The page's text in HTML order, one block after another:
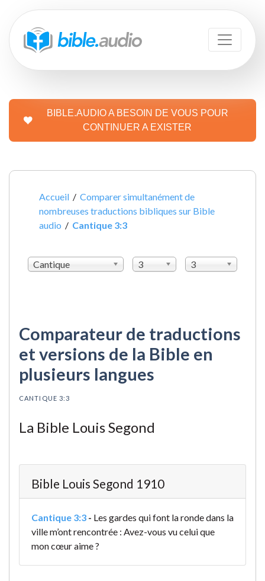
BIBLE.AUDIO A BESOIN DE VOUS POUR
CONTINUER A EXISTER
Accueil /Comparer simultanément de
nombreuses traductions bibliques sur Bible
audio / Cantique 3:3
Cantique 3 3
Comparateur de traductions
et versions de la Bible en
plusieurs langues
CANTIQUE 3:3
La Bible Louis Segond
Bible Louis Segond 1910
Cantique 3:3 - Les gardes qui font la ronde dans la
ville m’ont rencontrée : Avez-vous vu celui que
mon cœur aime ?